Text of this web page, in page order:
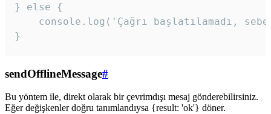
} else {
console.log('Çağrı başlatılamadı,
}
sendOfflineMessage#
Bu yöntem ile, direkt olarak bir çevrimdışı mesaj gönderebilirsiniz.
Eğer değişkenler doğru tanımlandıysa {result: 'ok'} döner.